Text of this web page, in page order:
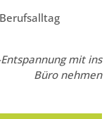
mit ins
Büro nehmen